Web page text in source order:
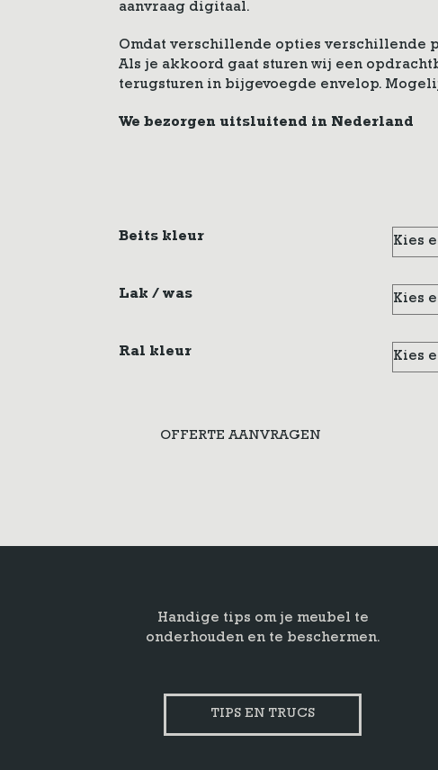
aanvraag digitaal.
Omdat verschillende opties verschillende
Als je akkoord gaat sturen wij een
terugsturen in bijgevoegde envelop.
We bezorgen uitsluitend in Nederland
Beits kleur
Lak / was
Ral kleur
OFFERTE AANVRAGEN
Handige tips om je meubel te
onderhouden en te beschermen.
TIPS EN TRUCS